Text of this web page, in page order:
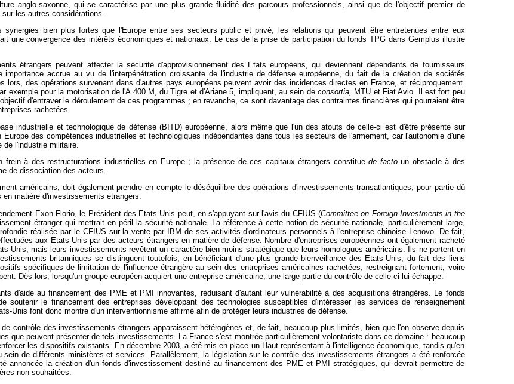
anglo-saxonne, qui se caractérise par une plus grande fluidité des parcours professionnels, ainsi que de l'objectif premier de
les autres considérations.
bien plus fortes que l'Europe entre ses secteurs public et privé, les relations qui peuvent être entretenues entre eux
une convergence des intérêts économiques et nationaux. Le cas de la prise de participation du fonds TPG dans Gemplus illustre
étrangers peuvent affecter la sécurité d'approvisionnement des Etats européens, qui deviennent dépendants de fournisseurs
accrue au vu de l'interpénétration croissante de l'industrie de défense européenne, du fait de la création de sociétés
lors, des opérations survenant dans d'autres pays européens peuvent avoir des incidences directes en France, et réciproquement.
exemple pour la motorisation de l'A 400 M, du Tigre et d'Ariane 5, impliquent, au sein de consortia, MTU et Fiat Avio. Il est fort peu
d'entraver le déroulement de ces programmes ; en revanche, ce sont davantage des contraintes financières qui pourraient être
rachetées.
industrielle et technologique de défense (BITD) européenne, alors même que l'un des atouts de celle-ci est d'être présente sur
des compétences industrielles et technologiques indépendantes dans tous les secteurs de l'armement, car l'autonomie d'une
l'industrie militaire.
frein à des restructurations industrielles en Europe ; la présence de ces capitaux étrangers constituede factoun obstacle à des
de dissociation des acteurs.
américains, doit également prendre en compte le déséquilibre des opérations d'investissements transatlantiques, pour partie dû
matière d'investissements étrangers.
Exon Florio, le Président des Etats-Unis peut, en s'appuyant sur l'avis du CFIUS (Committee on Foreign Investments in the
étranger qui mettrait en péril la sécurité nationale. La référence à cette notion de sécurité nationale, particulièrement large,
réalisée par le CFIUS sur la vente par IBM de ses activités d'ordinateurs personnels à l'entreprise chinoise Lenovo. De fait,
aux Etats-Unis par des acteurs étrangers en matière de défense. Nombre d'entreprises européennes ont également racheté
Unis, mais leurs investissements revêtent un caractère bien moins stratégique que leurs homologues américains. Ils ne portent en
britanniques se distinguent toutefois, en bénéficiant d'une plus grande bienveillance des Etats-Unis, du fait des liens
spécifiques de limitation de l'influence étrangère au sein des entreprises américaines rachetées, restreignant fortement, voire
Dès lors, lorsqu'un groupe européen acquiert une entreprise américaine, une large partie du contrôle de celle-ci lui échappe.
d'aide au financement des PME et PMI innovantes, réduisant d'autant leur vulnérabilité à des acquisitions étrangères. Le fonds
le financement des entreprises développant des technologies susceptibles d'intéresser les services de renseignement
Unis font donc montre d'un interventionnisme affirmé afin de protéger leurs industries de défense.
contrôle des investissements étrangers apparaissent hétérogènes et, de fait, beaucoup plus limités, bien que l'on observe depuis
que peuvent présenter de tels investissements. La France s'est montrée particulièrement volontariste dans ce domaine : beaucoup
les dispositifs existants. En décembre 2003, a été mis en place un Haut représentant à l'intelligence économique, tandis qu'en
de différents ministères et services. Parallèlement, la législation sur le contrôle des investissements étrangers a été renforcée
la création d'un fonds d'investissement destiné au financement des PME et PMI stratégiques, qui devrait permettre de
non souhaitées.